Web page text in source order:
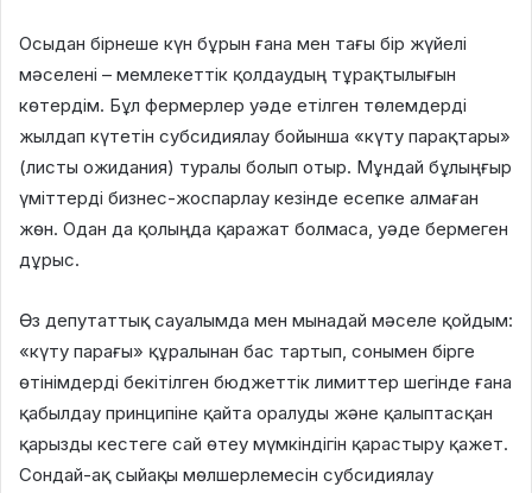
Осыдан бірнеше күн бұрын ғана мен тағы бір жүйелі
мәселені – мемлекеттік қолдаудың тұрақтылығын
көтердім. Бұл фермерлер уәде етілген төлемдерді
жылдап күтетін субсидиялау бойынша «күту парақтары»
(листы ожидания) туралы болып отыр. Мұндай бұлыңғыр
үміттерді бизнес-жоспарлау кезінде есепке алмаған
жөн. Одан да қолыңда қаражат болмаса, уәде бермеген
дұрыс.
Өз депутаттық сауалымда мен мынадай мәселе қойдым:
«күту парағы» құралынан бас тартып, сонымен бірге
өтінімдерді бекітілген бюджеттік лимиттер шегінде ғана
қабылдау принципіне қайта оралуды және қалыптасқан
қарызды кестеге сай өтеу мүмкіндігін қарастыру қажет.
Сондай-ақ сыйақы мөлшерлемесін субсидиялау